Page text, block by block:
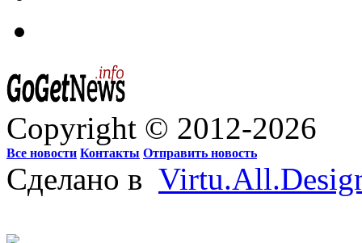
Copyright © 2012-2026
Все новости Контакты Отправить новость
Сделано в